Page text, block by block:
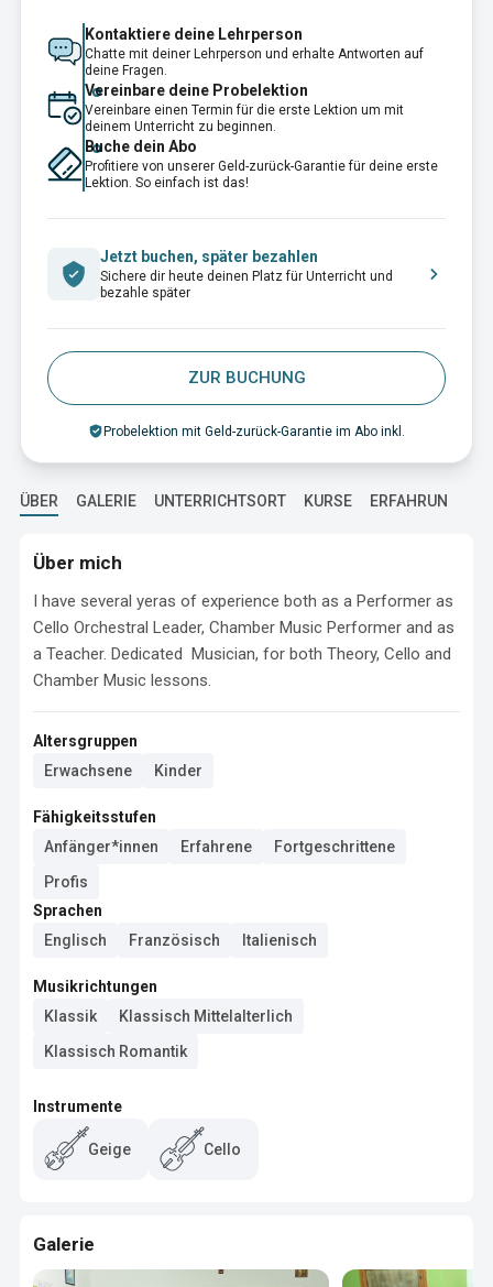
Kontaktiere deine Lehrperson
Chatte mit deiner Lehrperson und erhalte Antworten auf
deine Fragen.
Vereinbare deine Probelektion
Vereinbare einen Termin für die erste Lektion um mit
deinem Unterricht zu beginnen.
Buche dein Abo
Profitiere von unserer Geld-zurück-Garantie für deine erste
Lektion. So einfach ist das!
Jetzt buchen, später bezahlen
Sichere dir heute deinen Platz für Unterricht und
bezahle später
ZUR BUCHUNG
Probelektion mit Geld-zurück-Garantie im Abo inkl.
ÜBER GALERIE UNTERRICHTSORT KURSE ERFAHRUNG
Über mich
I have several yeras of experience both as a Performer as
Cello Orchestral Leader, Chamber Music Performer and as
a Teacher. Dedicated  Musician, for both Theory, Cello and
Chamber Music lessons.
Altersgruppen
Erwachsene
Kinder
Fähigkeitsstufen
Anfänger*innen
Erfahrene
Fortgeschrittene
Profis
Sprachen
Englisch
Französisch Italienisch
Musikrichtungen
Klassik
Klassisch Mittelalterlich
Klassisch Romantik
Instrumente
Geige Cello
Galerie